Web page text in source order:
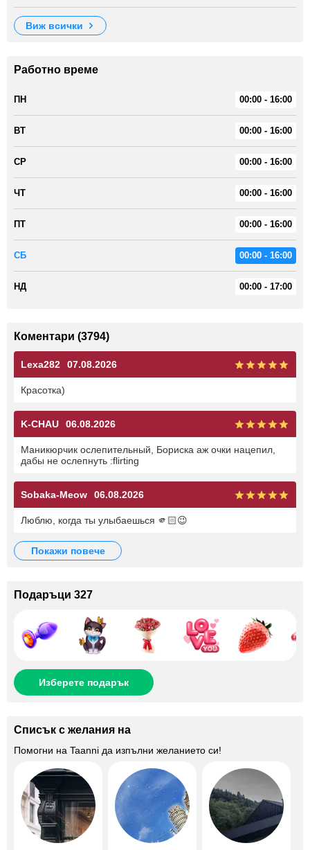
виж всички
Работно време
ПН 00:00 - 16:00
ВТ 00:00 - 16:00
СР 00:00 - 16:00
ЧТ 00:00 - 16:00
ПТ 00:00 - 16:00
СБ 00:00 - 16:00
НД 00:00 - 17:00
Коментари (3794)
Lexa282 07.08.2026
Красотка)
K-CHAU 06.08.2026
Маникюрчик ослепительный, Бориска аж очки нацепил,
дабы не ослепнуть :flirting
Sobaka-Meow 06.08.2026
Люблю, когда ты улыбаешься 🫵🏻😉
покажи повече
Подаръци 327
Изберете подарък
Списък с желания на
Помогни на Taanni да изпълни желанието си!